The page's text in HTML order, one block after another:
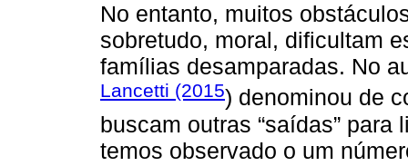
No entanto, muitos
sobretudo, moral, dificultam
famílias desamparadas. No
Lancetti (2015) denominou de
buscam outras “saídas”
temos observado o um